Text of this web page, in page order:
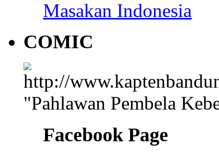
Masakan Indonesia
COMIC
"Pahlawan Pembela
Facebook Page